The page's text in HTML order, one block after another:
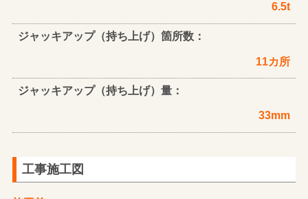
6.5t
ジャッキアップ（持ち上げ）箇所数：
11カ所
ジャッキアップ（持ち上げ）量：
33mm
工事施工図